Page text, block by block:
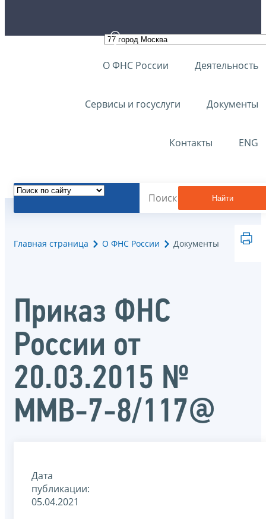
О ФНС России Деятельность
Сервисы и госуслуги Документы
Контакты ENG
Найти
Главная страница О ФНС России Документы
Приказ ФНС
России от
20.03.2015 №
ММВ-7-8/117@
Дата
публикации:
05.04.2021